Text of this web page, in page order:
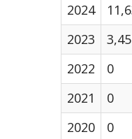
2024
2023
2022
0
2021
0
2020
0